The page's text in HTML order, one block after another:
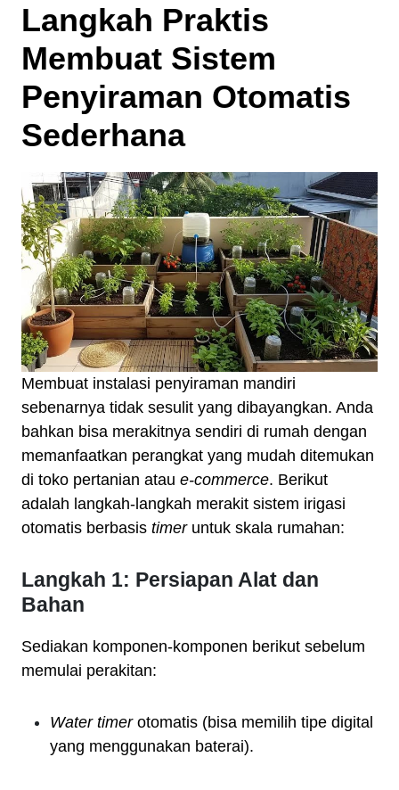
Langkah Praktis
Membuat Sistem
Penyiraman Otomatis
Sederhana
Membuat instalasi penyiraman mandiri
sebenarnya tidak sesulit yang dibayangkan. Anda
bahkan bisa merakitnya sendiri di rumah dengan
memanfaatkan perangkat yang mudah ditemukan
di toko pertanian atau e-commerce. Berikut
adalah langkah-langkah merakit sistem irigasi
otomatis berbasis timeruntuk skala rumahan:
Langkah 1: Persiapan Alat dan
Bahan
Sediakan komponen-komponen berikut sebelum
memulai perakitan:
Water timerotomatis (bisa memilih tipe digital
yang menggunakan baterai).